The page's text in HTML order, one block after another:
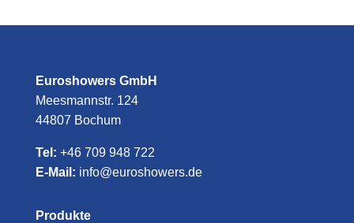
Euroshowers GmbH
Meesmannstr. 124
44807 Bochum
Tel: +46 709 948 722
E-Mail: info@euroshowers.de
Produkte